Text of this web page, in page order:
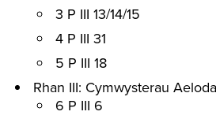
3 P III 13/14/15
4 P III 31
5 P III 18
Rhan III: Cymwysterau
6 P III 6